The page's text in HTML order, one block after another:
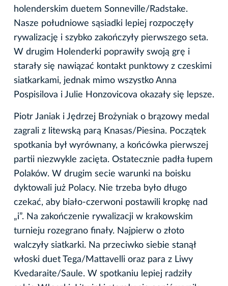
holenderskim duetem Sonneville/Radstake.
Nasze południowe sąsiadki lepiej rozpoczęły
rywalizację i szybko zakończyły pierwszego seta.
W drugim Holenderki poprawiły swoją grę i
starały się nawiązać kontakt punktowy z czeskimi
siatkarkami, jednak mimo wszystko Anna
Pospisilova i Julie Honzovicova okazały się lepsze.
Piotr Janiak i Jędrzej Brożyniak o brązowy medal
zagrali z litewską parą Knasas/Piesina. Początek
spotkania był wyrównany, a końcówka pierwszej
partii niezwykle zacięta. Ostatecznie padła łupem
Polaków. W drugim secie warunki na boisku
dyktowali już Polacy. Nie trzeba było długo
czekać, aby biało-czerwoni postawili kropkę nad
„i”. Na zakończenie rywalizacji w krakowskim
turnieju rozegrano finały. Najpierw o złoto
walczyły siatkarki. Na przeciwko siebie stanął
włoski duet Tega/Mattavelli oraz para z Liwy
Kvedaraite/Saule. W spotkaniu lepiej radziły